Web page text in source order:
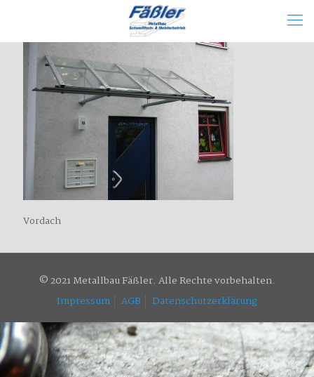
Vordach
© 2021 Metallbau Fäßler. Alle Rechte vorbehalten.
Impressum
AGB Datenschutzerklärung